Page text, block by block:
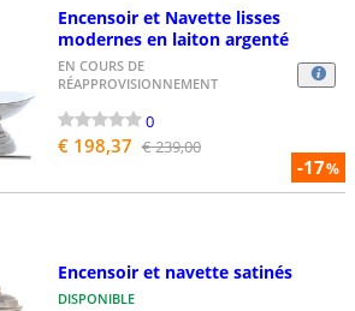
-17%
Encensoir et Navette lisses
modernes en laiton argenté
EN COURS DE
RÉAPPROVISIONNEMENT
0
€ 198,37 € 239,00
Encensoir et navette satinés
DISPONIBLE